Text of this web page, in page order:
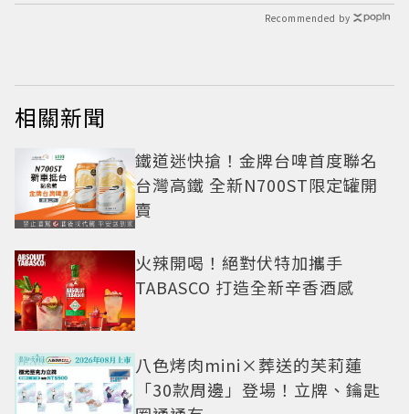
Recommended by
相關新聞
鐵道迷快搶！金牌台啤首度聯名
台灣高鐵 全新N700ST限定罐開
賣
火辣開喝！絕對伏特加攜手
TABASCO 打造全新辛香酒感
八色烤肉mini×葬送的芙莉蓮
「30款周邊」登場！立牌、鑰匙